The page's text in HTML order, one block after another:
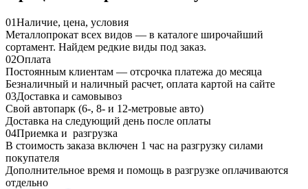
01Наличие, цена, условия
Металлопрокат всех видов — в каталоге широчайший
сортамент. Найдем редкие виды под заказ.
02Оплата
Постоянным клиентам — отсрочка платежа до месяца
Безналичный и наличный расчет, оплата картой на сайте
03Доставка и самовывоз
Свой автопарк (6-, 8- и 12-метровые авто)
Доставка на следующий день после оплаты
04Приемка и разгрузка
В стоимость заказа включен 1 час на разгрузку силами
покупателя
Дополнительное время и помощь в разгрузке оплачиваются
отдельно